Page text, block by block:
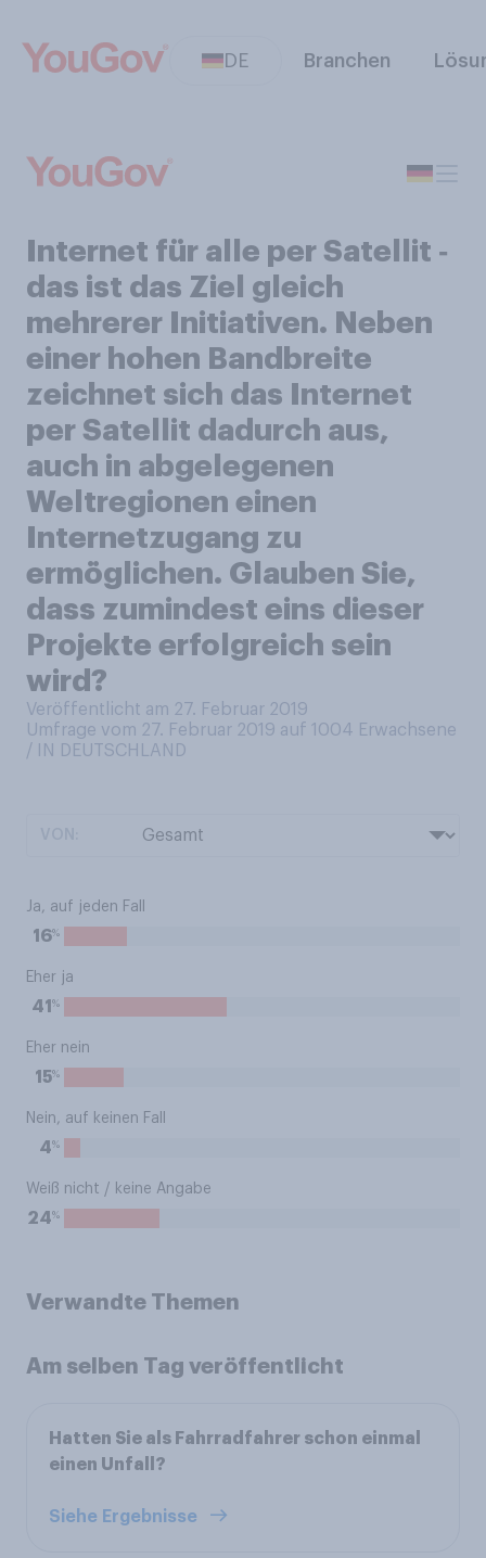
DE Branchen
Internet für alle per Satellit ‑
das ist das Ziel gleich
mehrerer Initiativen. Neben
einer hohen Bandbreite
zeichnet sich das Internet
per Satellit dadurch aus,
auch in abgelegenen
Weltregionen einen
Internetzugang zu
ermöglichen. Glauben Sie,
dass zumindest eins dieser
Projekte erfolgreich sein
wird?
Veröffentlicht am 27. Februar 2019
Umfrage vom 27. Februar 2019 auf 1004 Erwachsene
/ IN DEUTSCHLAND
Ja, auf jeden Fall
16%
Eher ja
41 %
Eher nein
15%
Nein, auf keinen Fall
4%
Weiß nicht / keine Angabe
24%
Verwandte Themen
Am selben Tag veröffentlicht
Hatten Sie als Fahrradfahrer schon einmal
einen Unfall?
Siehe Ergebnisse